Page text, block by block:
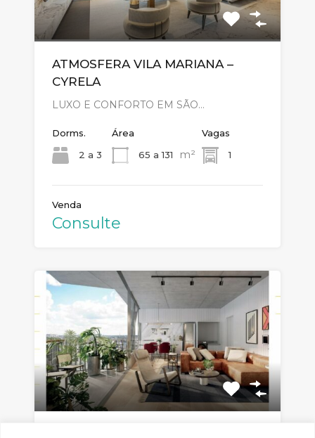
ATMOSFERA VILA MARIANA –
CYRELA
LUXO E CONFORTO EM SÃO…
Dorms.
2 a 3
Área
65 a 131
m²
Vagas
1
Venda
Consulte